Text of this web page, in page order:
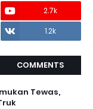
2.7k
1.2k
COMMENTS
Tewas,